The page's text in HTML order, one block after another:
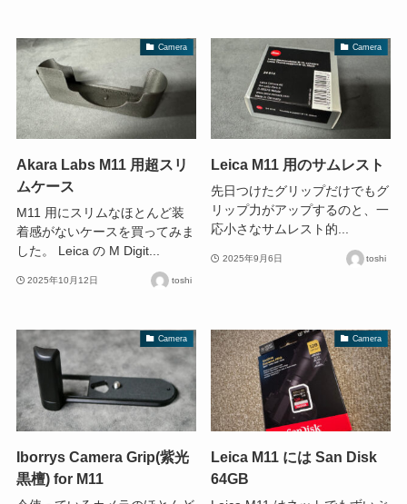
Camera
Akara Labs M11 用超スリ
ムケース
M11 用にスリムなほとんど装
着感がないケースを買ってみま
した。 Leica の M Digit...
2025年10月12日 toshi
Camera
Leica M11 用のサムレスト
先日つけたグリップだけでもグ
リップ力がアップするのと、一
応小さなサムレスト的...
2025年9月6日 toshi
Camera
Iborrys Camera Grip(紫光
黒檀) for M11
Camera
Leica M11 には San Disk
64GB